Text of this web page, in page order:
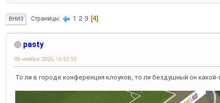
ВНИЗ Страницы 1 2 3 4
pasty
06 ноября 2025, 16:52:53
То ли в городе конференция клоунов, то ли бездушный он какой-